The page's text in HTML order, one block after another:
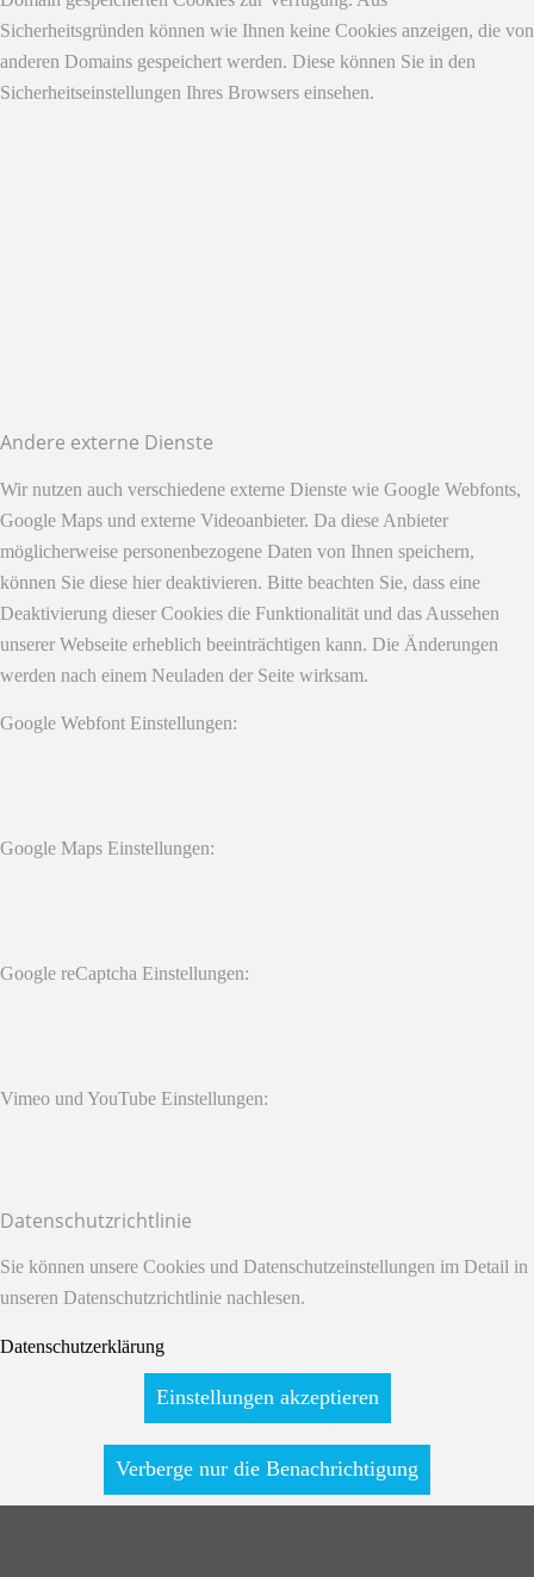
Sicherheitsgründen können wie Ihnen keine Cookies anzeigen, die von
anderen Domains gespeichert werden. Diese können Sie in den
Sicherheitseinstellungen Ihres Browsers einsehen.
Andere externe Dienste
Wir nutzen auch verschiedene externe Dienste wie Google Webfonts,
Google Maps und externe Videoanbieter. Da diese Anbieter
möglicherweise personenbezogene Daten von Ihnen speichern,
können Sie diese hier deaktivieren. Bitte beachten Sie, dass eine
Deaktivierung dieser Cookies die Funktionalität und das Aussehen
unserer Webseite erheblich beeinträchtigen kann. Die Änderungen
werden nach einem Neuladen der Seite wirksam.
Google Webfont Einstellungen:
Google Maps Einstellungen:
Google reCaptcha Einstellungen:
Vimeo und YouTube Einstellungen:
Datenschutzrichtlinie
Sie können unsere Cookies und Datenschutzeinstellungen im Detail in
unseren Datenschutzrichtlinie nachlesen.
Datenschutzerklärung
Einstellungen akzeptieren
Verberge nur die Benachrichtigung